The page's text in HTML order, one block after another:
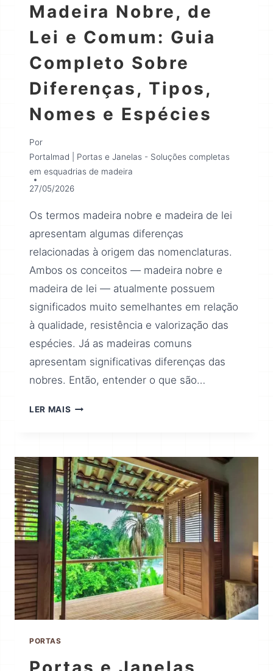
Madeira Nobre, de
Lei e Comum: Guia
Completo Sobre
Diferenças, Tipos,
Nomes e Espécies
Por
Portalmad | Portas e Janelas - Soluções completas
em esquadrias de madeira
27/05/2026
Os termos madeira nobre e madeira de lei
apresentam algumas diferenças
relacionadas à origem das nomenclaturas.
Ambos os conceitos — madeira nobre e
madeira de lei — atualmente possuem
significados muito semelhantes em relação
à qualidade, resistência e valorização das
espécies. Já as madeiras comuns
apresentam significativas diferenças das
nobres. Então, entender o que são…
LER MAIS
PORTAS